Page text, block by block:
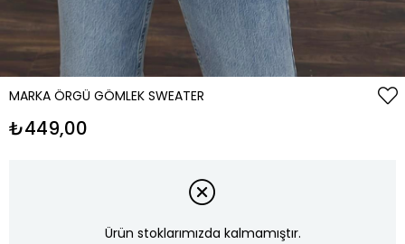
MARKA ÖRGÜ GÖMLEK SWEATER
₺449,00
Ürün stoklarımızda kalmamıştır.